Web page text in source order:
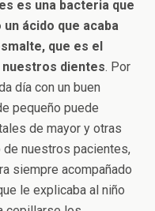
es una bacteria que
ácido que acaba
que es el
dientes. Por
día con un buen
pequeño puede
de mayor y otras
de nuestros pacientes,
siempre acompañado
le explicaba al niño